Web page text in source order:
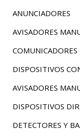
ANUNCIADORES
AVISADORES
COMUNICADORES
DISPOSITIVOS
AVISADORES
DISPOSITIVOS
DETECTORES Y